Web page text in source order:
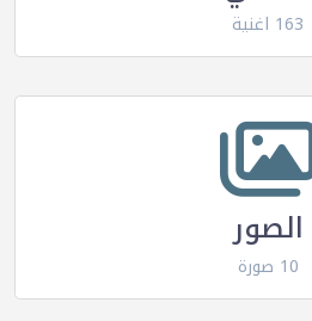
163 اغنية
الصور
10 صورة